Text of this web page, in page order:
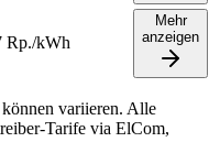
Rp./kWh
Mehr
anzeigen
variieren. Alle
Tarife via ElCom,